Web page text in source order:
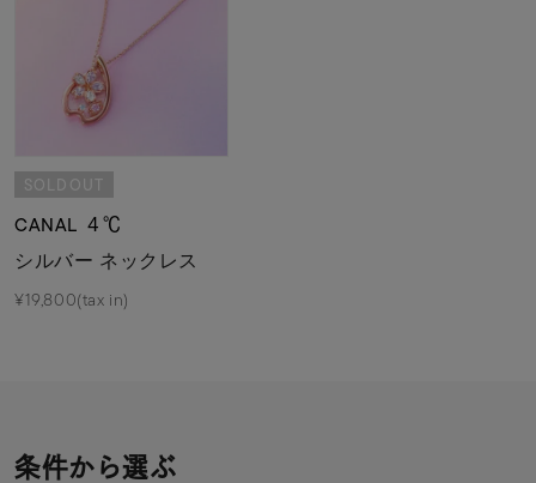
SOLDOUT
CANAL ４℃
シルバー ネックレス
¥19,800(tax in)
条件から選ぶ